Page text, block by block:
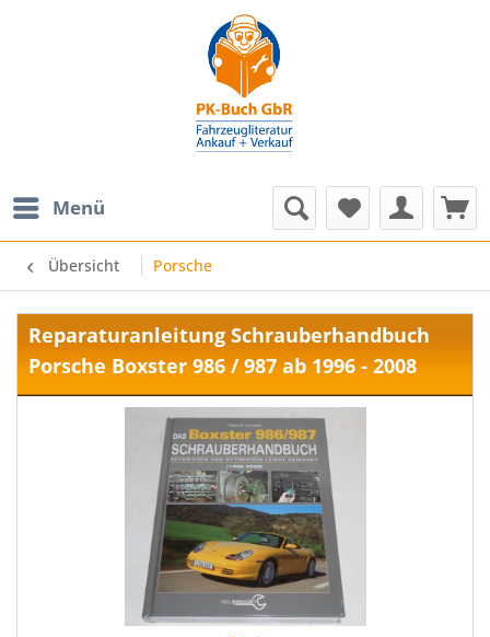
Menü
Übersicht Porsche
Reparaturanleitung Schrauberhandbuch
Porsche Boxster 986 / 987 ab 1996 - 2008